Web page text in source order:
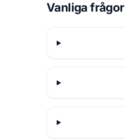
Vanliga frågor